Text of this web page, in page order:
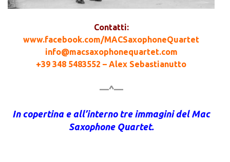
Contatti:
www.facebook.com/MACSaxophoneQuartet
info@macsaxophonequartet.com
+39 348 5483552 – Alex Sebastianutto
—^—
In copertina e all’interno tre immagini del Mac
Saxophone Quartet.